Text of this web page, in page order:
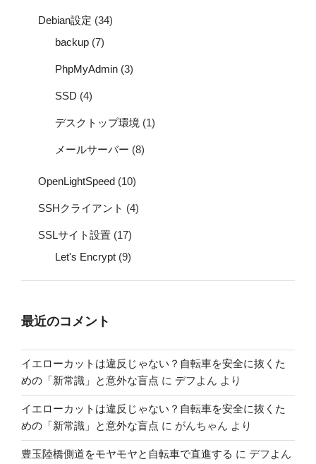
Debian設定 (34)
backup (7)
PhpMyAdmin (3)
SSD (4)
デスクトップ環境 (1)
メールサーバー (8)
OpenLightSpeed (10)
SSHクライアント (4)
SSLサイト設置 (17)
Let's Encrypt (9)
最近のコメント
イエローカットは違反じゃない？自転車を安全に抜くた
めの「新常識」と意外な盲点 に デフよん より
イエローカットは違反じゃない？自転車を安全に抜くた
めの「新常識」と意外な盲点 に がんちゃん より
豊玉陸橋側道をモヤモヤと自転車で直進する に デフよん